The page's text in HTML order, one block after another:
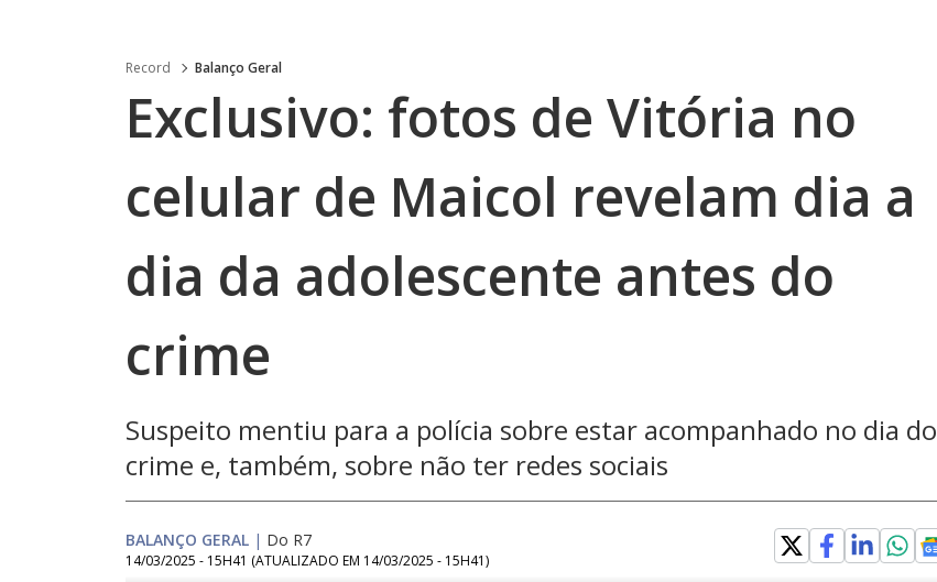
Record Balanço Geral
Exclusivo: fotos de Vitória no
celular de Maicol revelam dia a
dia da adolescente antes do
crime
Suspeito mentiu para a polícia sobre estar acompanhado no dia do
crime e, também, sobre não ter redes sociais
BALANÇO GERAL | Do R7
14/03/2025 - 15H41 (ATUALIZADO EM 14/03/2025 - 15H41)